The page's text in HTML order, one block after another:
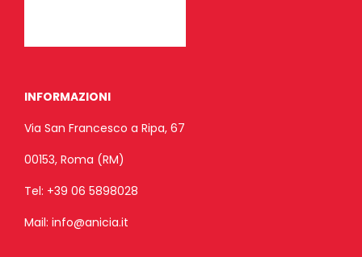
INFORMAZIONI
Via San Francesco a Ripa, 67
00153, Roma (RM)
Tel: +39 06 5898028
Mail: info@anicia.it